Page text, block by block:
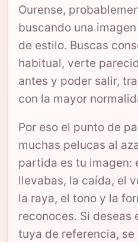
Ourense,
buscando una
de estilo. Buscas
habitual, verte
antes y poder salir,
con la mayor
Por eso el punto de
muchas pelucas al
partida es tu imagen:
llevabas, la caída, el
la raya, el tono y la
reconoces. Si deseas
tuya de referencia,